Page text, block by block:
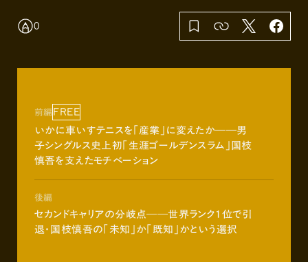
0
前編 FREE
いかに車いすテニスを「産業」に変えたか――男
子シングルス史上初「生涯ゴールデンスラム」国枝
慎吾を支えたモチベーション
後編
セカンドキャリアの分岐点――世界ランク1位で引
退・国枝慎吾の「未知」か「既知」かという選択